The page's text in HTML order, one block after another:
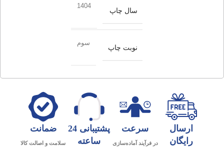
سال چاپ
1404
نوبت چاپ
سوم
ارسال
رایگان
سرعت
در فرآیند آماده‌سازی
پشتیبانی 24
ساعته
ضمانت
سلامت و اصالت کالا